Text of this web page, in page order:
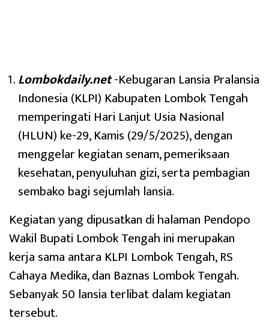
Lombokdaily.net-Kebugaran Lansia Pralansia
Indonesia (KLPI) Kabupaten Lombok Tengah
memperingati Hari Lanjut Usia Nasional
(HLUN) ke-29, Kamis (29/5/2025), dengan
menggelar kegiatan senam, pemeriksaan
kesehatan, penyuluhan gizi, serta pembagian
sembako bagi sejumlah lansia.
Kegiatan yang dipusatkan di halaman Pendopo
Wakil Bupati Lombok Tengah ini merupakan
kerja sama antara KLPI Lombok Tengah, RS
Cahaya Medika, dan Baznas Lombok Tengah.
Sebanyak 50 lansia terlibat dalam kegiatan
tersebut.